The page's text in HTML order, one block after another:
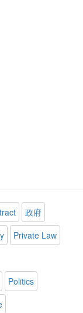
政府
Private Law
Politics